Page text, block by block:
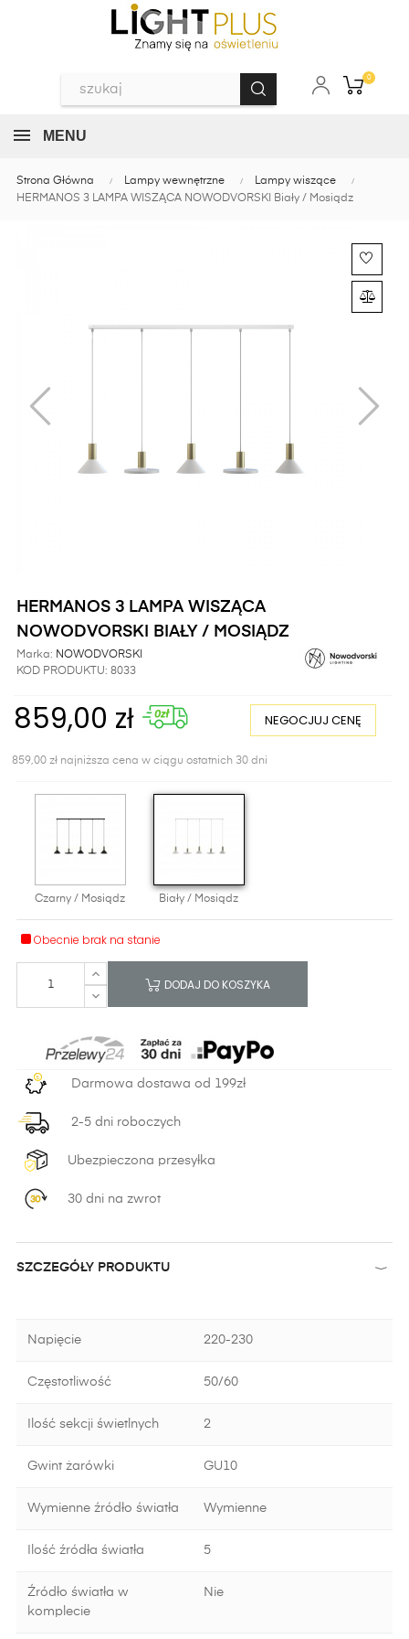
0
MENU
Strona Główna Lampy wewnętrzne
Lampy wiszące
HERMANOS 3 LAMPA WISZĄCA NOWODVORSKI Biały / Mosiądz
HERMANOS 3 LAMPA WISZĄCA
NOWODVORSKI BIAŁY / MOSIĄDZ
Marka: NOWODVORSKI
KOD PRODUKTU: 8033
859,00 zł NEGOCJUJ CENĘ
859,00 zł najniższa cena w ciągu ostatnich 30 dni
Czarny / Mosiądz Biały / Mosiądz
Obecnie brak na stanie
DODAJ DO KOSZYKA
Darmowa dostawa od 199zł
2-5 dni roboczych
Ubezpieczona przesyłka
30 dni na zwrot
SZCZEGÓŁY PRODUKTU
Napięcie 220-230
Częstotliwość 50/60
Ilość sekcji świetlnych 2
Gwint żarówki GU10
Wymienne źródło światła Wymienne
Ilość źródła światła 5
Źródło światła w
komplecie
Nie